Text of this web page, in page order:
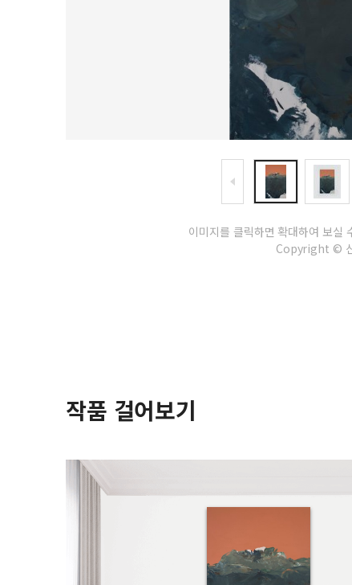
이미지를 클릭하면 확대하여 보실
Copyright ©
작품 걸어보기